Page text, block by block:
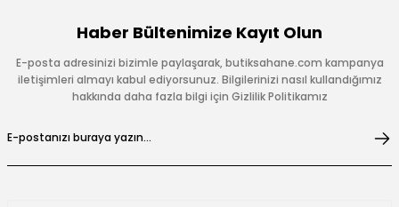
Haber Bültenimize Kayıt Olun
E-posta adresinizi bizimle paylaşarak, butiksahane.com kampanya
iletişimleri almayı kabul ediyorsunuz. Bilgilerinizi nasıl kullandığımız
hakkında daha fazla bilgi için Gizlilik Politikamız